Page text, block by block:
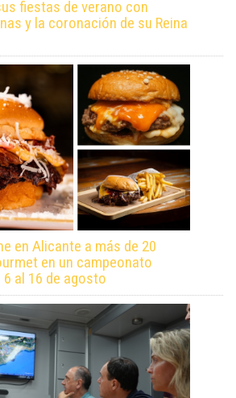
fiestas de verano con
y la coronación de su Reina
en Alicante a más de 20
en un campeonato
al 16 de agosto